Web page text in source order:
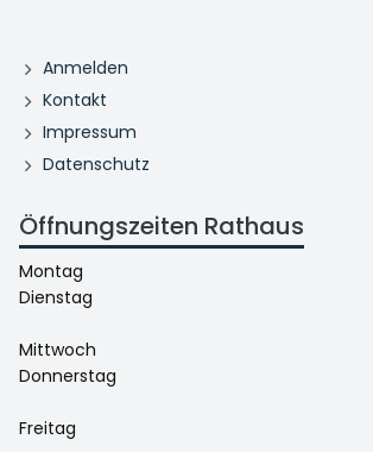
Anmelden
Kontakt
Impressum
Datenschutz
Öffnungszeiten Rathaus
Montag
Dienstag
Mittwoch
Donnerstag
Freitag